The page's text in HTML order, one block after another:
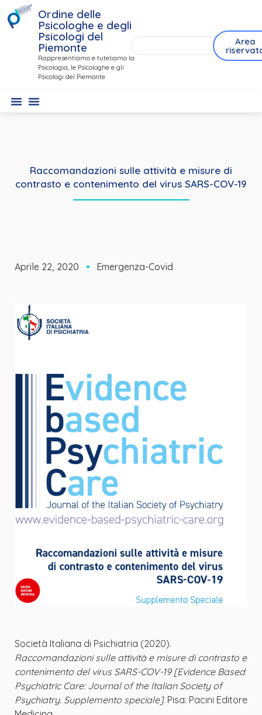
Ordine delle
Psicologhe e degli
Psicologi del
Piemonte
Rappresentiamo e tuteliamo la
Psicologia, le Psicologhe e gli
Psicologi del Piemonte
Area
Raccomandazioni sulle attività e misure di
contrasto e contenimento del virus SARS-COV-19
Aprile 22, 2020 Emergenza-Covid
Società Italiana di Psichiatria (2020).
Raccomandazioni sulle attività e misure di contrasto e
contenimento del virus SARS-COV-19 [Evidence Based
Psychiatric Care: Journal of the Italian Society of
Psychiatry. Supplemento speciale]. Pisa: Pacini Editore